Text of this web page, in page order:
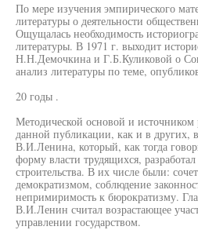
По мере изучения эмпирического
литературы о деятельности
Ощущалась необходимость
литературы. В 1971 г. выходит
Н.Н.Демочкина и Г.Б.Куликовой о
анализ литературы по теме,
20 годы .
Методической основой и источником
данной публикации, как и в других,
В.И.Ленина, который, как тогда
форму власти трудящихся,
строительства. В их числе были:
демократизмом, соблюдение
непримиримость к бюрократизму.
В.И.Ленин считал возрастающее
управлении государством.